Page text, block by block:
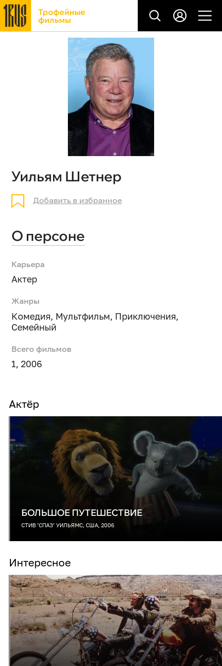
Трофейные
фильмы
Уильям Шетнер
Добавить в избранное
О персоне
Карьера
Актер
Жанры
Комедия, Мультфильм, Приключения,
Семейный
Всего фильмов
1, 2006
Актёр
БОЛЬШОЕ ПУТЕШЕСТВИЕ
СТИВ ’СПАЗ’ УИЛЬЯМС, США, 2006
Интересное